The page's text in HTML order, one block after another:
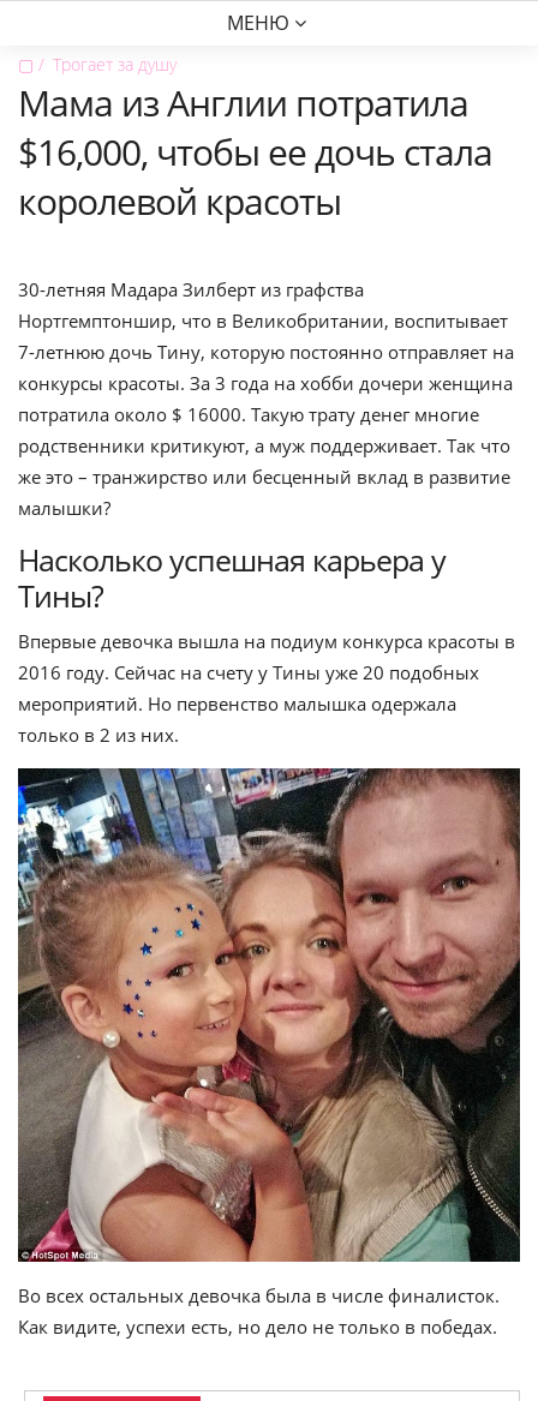
МЕНЮ
▢ Трогает за душу
Мама из Англии потратила
$16,000, чтобы ее дочь стала
королевой красоты
30-летняя Мадара Зилберт из графства
Нортгемптоншир, что в Великобритании, воспитывает
7-летнюю дочь Тину, которую постоянно отправляет на
конкурсы красоты. За 3 года на хобби дочери женщина
потратила около $ 16000. Такую трату денег многие
родственники критикуют, а муж поддерживает. Так что
же это – транжирство или бесценный вклад в развитие
малышки?
Насколько успешная карьера у
Тины?
Впервые девочка вышла на подиум конкурса красоты в
2016 году. Сейчас на счету у Тины уже 20 подобных
мероприятий. Но первенство малышка одержала
только в 2 из них.
Во всех остальных девочка была в числе финалисток.
Как видите, успехи есть, но дело не только в победах.